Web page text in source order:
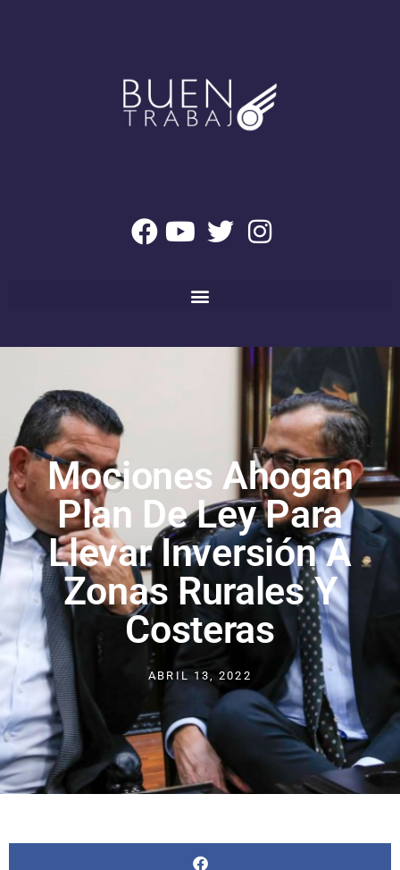
Mociones Ahogan
Plan De Ley Para
Llevar Inversión A
Zonas Rurales Y
Costeras
ABRIL 13, 2022